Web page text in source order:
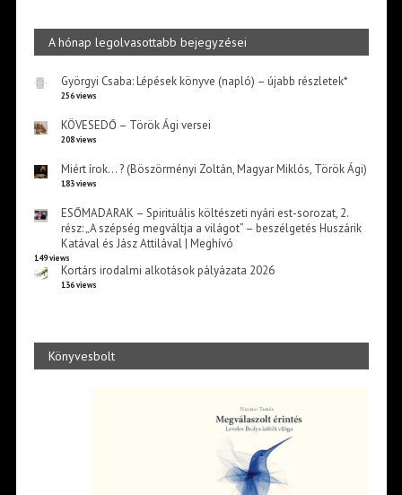
A hónap legolvasottabb bejegyzései
Györgyi Csaba: Lépések könyve (napló) – újabb részletek*
256 views
KÖVESEDŐ – Török Ági versei
208 views
Miért írok… ? (Böszörményi Zoltán, Magyar Miklós, Török Ági)
183 views
ESŐMADARAK – Spirituális költészeti nyári est-sorozat, 2.
rész: „A szépség megváltja a világot” – beszélgetés Huszárik
Katával és Jász Attilával | Meghívó
149 views
Kortárs irodalmi alkotások pályázata 2026
136 views
Könyvesbolt